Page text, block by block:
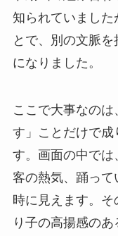
知られていました
とで、別の文脈
になりました。
ここで大事なの
す」ことだけで
す。画面の中で
客の熱気、踊って
時に見えます。
り子の高揚感の